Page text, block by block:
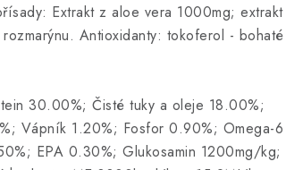
Extrakt z aloe vera 1000mg; extrakt
Antioxidanty: tokoferol - bohaté
30.00%; Čisté tuky a oleje 18.00%;
Vápník 1.20%; Fosfor 0.90%; Omega-6
EPA 0.30%; Glukosamin 1200mg/kg;